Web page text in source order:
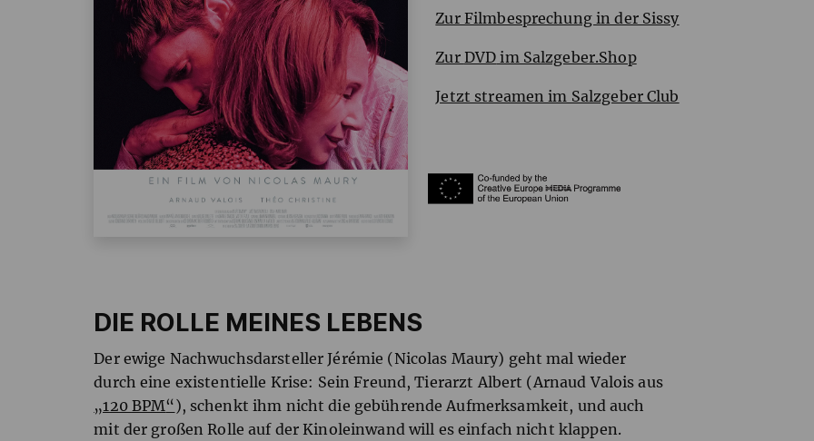
Zur Filmbesprechung in der Sissy
Zur DVD im Salzgeber.Shop
Jetzt streamen im Salzgeber Club
DIE ROLLE MEINES LEBENS
Der ewige Nachwuchsdarsteller Jérémie (Nicolas Maury) geht mal wieder
durch eine existentielle Krise: Sein Freund, Tierarzt Albert (Arnaud Valois aus
„120 BPM“), schenkt ihm nicht die gebührende Aufmerksamkeit, und auch
mit der großen Rolle auf der Kinoleinwand will es einfach nicht klappen.